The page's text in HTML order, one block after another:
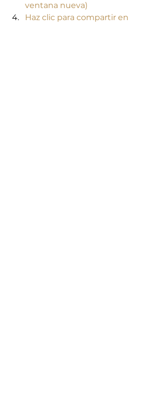
ventana nueva)
Haz clic para compartir en